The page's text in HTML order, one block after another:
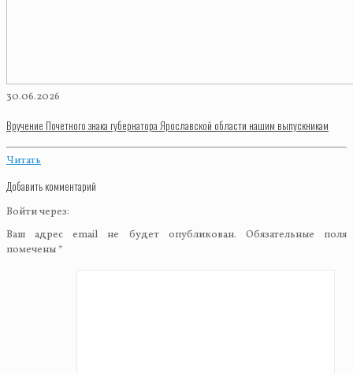
30.06.2026
Вручение Почетного знака губернатора Ярославской области нашим выпускникам
Читать
Добавить комментарий
Войти через:
Ваш адрес email не будет опубликован. Обязательные поля
помечены *